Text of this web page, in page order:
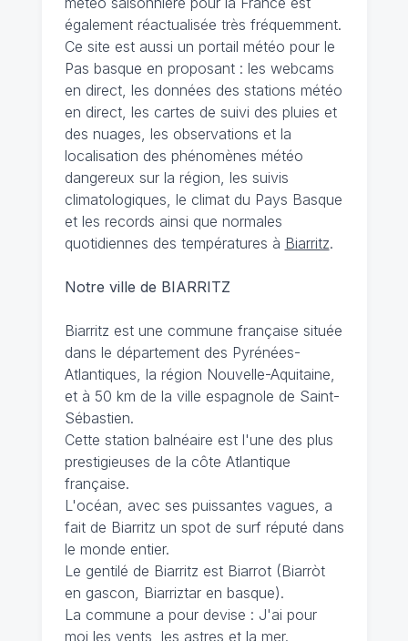
également réactualisée très fréquemment.
Ce site est aussi un portail météo pour le
Pas basque en proposant : les webcams
en direct, les données des stations météo
en direct, les cartes de suivi des pluies et
des nuages, les observations et la
localisation des phénomènes météo
dangereux sur la région, les suivis
climatologiques, le climat du Pays Basque
et les records ainsi que normales
quotidiennes des températures à Biarritz.
Notre ville de BIARRITZ
Biarritz est une commune française située
dans le département des Pyrénées-
Atlantiques, la région Nouvelle-Aquitaine,
et à 50 km de la ville espagnole de Saint-
Sébastien.
Cette station balnéaire est l'une des plus
prestigieuses de la côte Atlantique
française.
L'océan, avec ses puissantes vagues, a
fait de Biarritz un spot de surf réputé dans
le monde entier.
Le gentilé de Biarritz est Biarrot (Biarròt
en gascon, Biarriztar en basque).
La commune a pour devise : J'ai pour
moi les vents, les astres et la mer.